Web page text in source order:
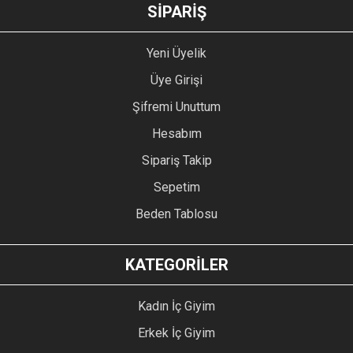
SİPARİŞ
Yeni Üyelik
Üye Girişi
Şifremi Unuttum
Hesabım
Sipariş Takip
Sepetim
Beden Tablosu
KATEGORİLER
Kadın İç Giyim
Erkek İç Giyim